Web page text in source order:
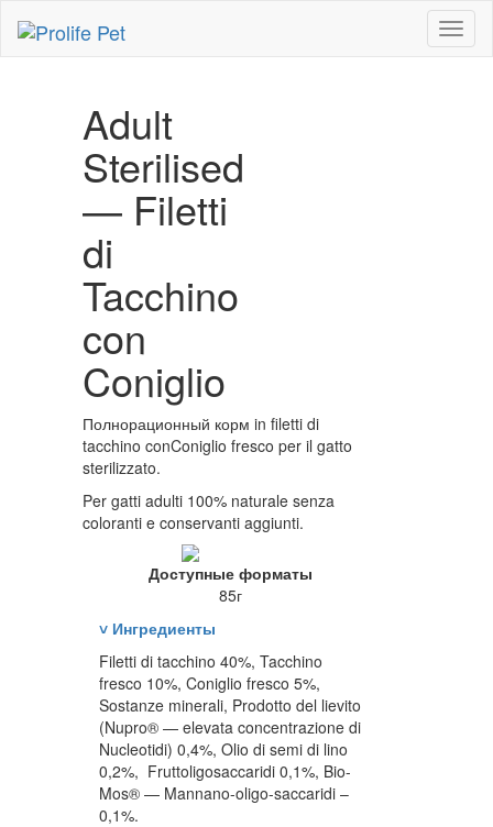
Adult
Sterilised
— Filetti
di
Tacchino
con
Coniglio
Полнорационный корм in filetti di
tacchino conConiglio fresco per il gatto
sterilizzato.
Per gatti adulti 100% naturale senza
coloranti e conservanti aggiunti.
Доступные форматы
85г
˅ Ингредиенты
Filetti di tacchino 40%, Tacchino
fresco 10%, Coniglio fresco 5%,
Sostanze minerali, Prodotto del lievito
(Nupro® — elevata concentrazione di
Nucleotidi) 0,4%, Olio di semi di lino
0,2%, Fruttoligosaccaridi 0,1%, Bio-
Mos® — Mannano-oligo-saccaridi –
0,1%.